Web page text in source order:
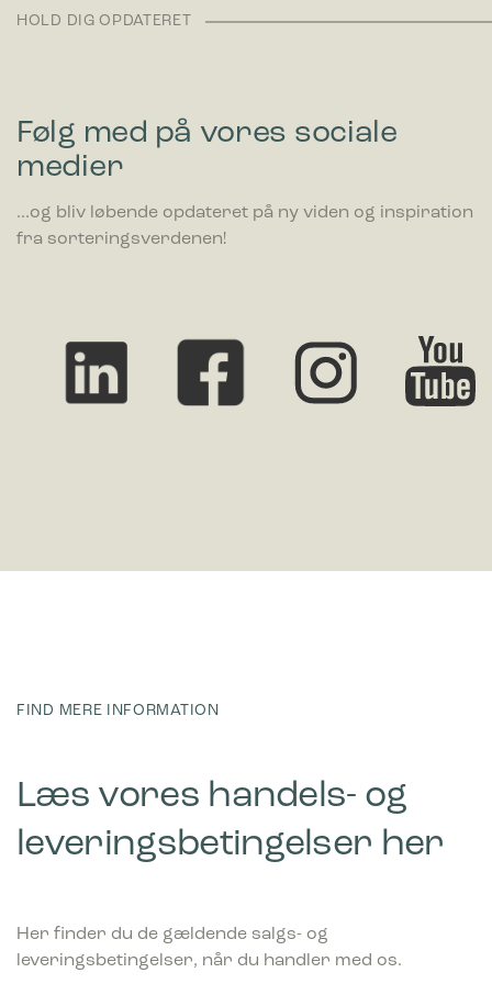
HOLD DIG OPDATERET
Følg med på vores sociale
medier
...og bliv løbende opdateret på ny viden og inspiration
fra sorteringsverdenen!
FIND MERE INFORMATION
Læs vores handels- og
leveringsbetingelser her
Her finder du de gældende salgs- og
leveringsbetingelser, når du handler med os.